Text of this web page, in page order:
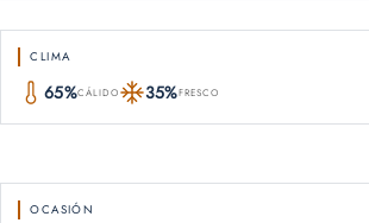
CLIMA
65%CÁLIDO 35%FRESCO
OCASIÓN